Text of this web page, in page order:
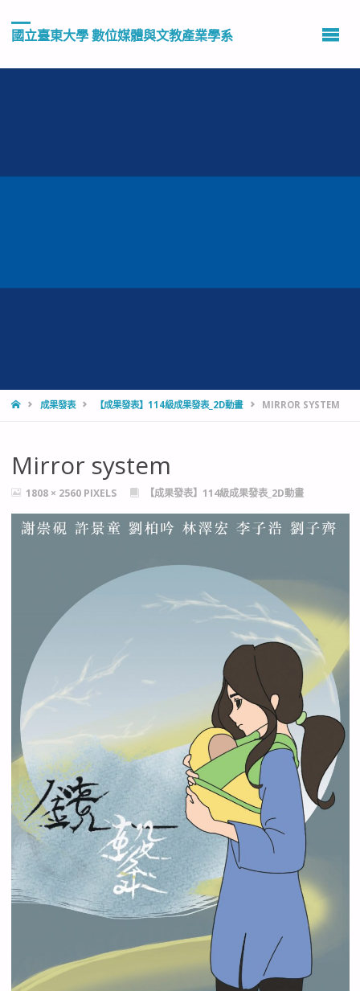
國立臺東大學 數位媒體與文教產業學系
HOME成果發表 【成果發表】114級成果發表_2D動畫 MIRROR SYSTEM
Mirror system
FULL1808 × 2560 PIXELS 【成果發表】114級成果發表_2D動畫